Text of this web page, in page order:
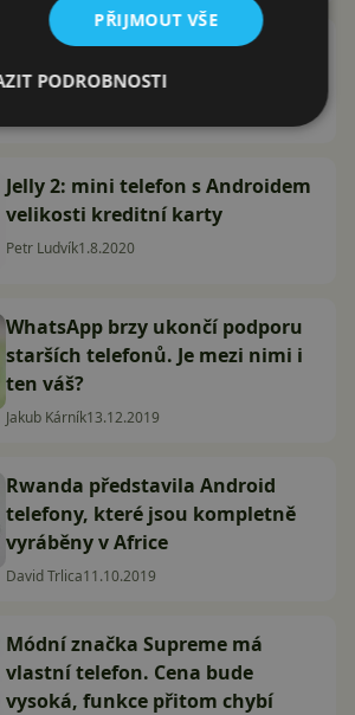
Huawei možná úplně přestane
vyrábět vlajkové lodě
Jelly 2: mini telefon s Androidem
velikosti kreditní karty
Petr Ludvík1.8.2020
WhatsApp brzy ukončí podporu
starších telefonů. Je mezi nimi i
ten váš?
Jakub Kárník13.12.2019
Rwanda představila Android
telefony, které jsou kompletně
vyráběny v Africe
David Trlica11.10.2019
Módní značka Supreme má
vlastní telefon. Cena bude
vysoká, funkce přitom chybí
PŘIJMOUT VŠE
PODROBNOSTI